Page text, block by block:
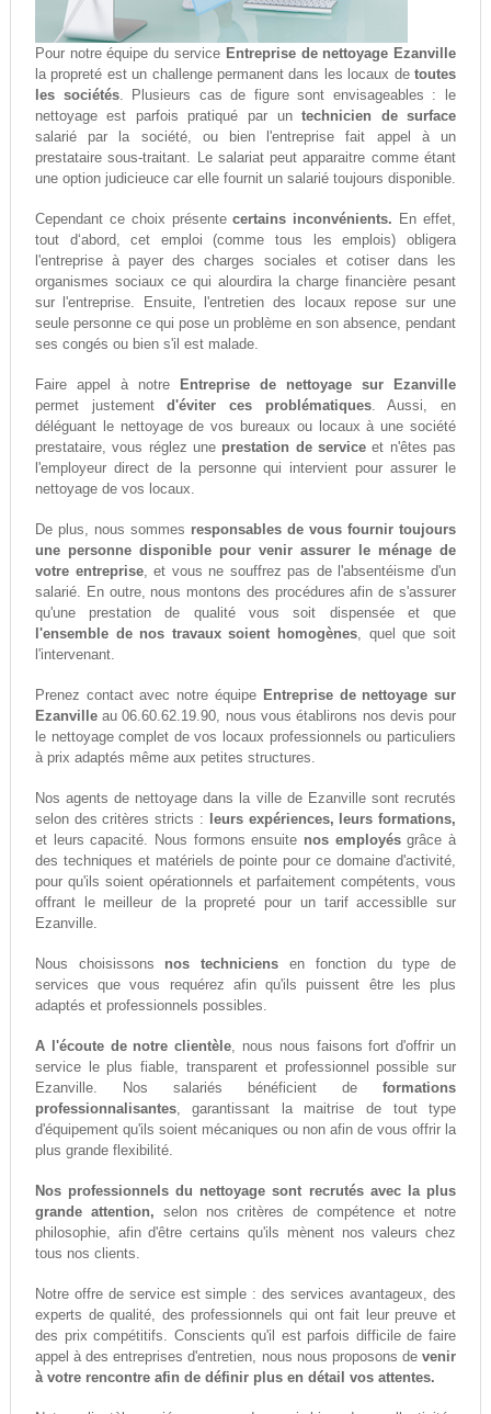
Pour notre équipe du service Entreprise de nettoyage Ezanville
la propreté est un challenge permanent dans les locaux detoutes
les sociétés. Plusieurs cas de figure sont envisageables : le
nettoyage est parfois pratiqué par untechnicien de surface
salarié par la société, ou bien l'entreprise fait appel à un
prestataire sous-traitant. Le salariat peut apparaitre comme étant
une option judicieuce car elle fournit un salarié toujours disponible.
Cependant ce choix présentecertains inconvénients. En effet,
tout d‘abord, cet emploi (comme tous les emplois) obligera
l'entreprise à payer des charges sociales et cotiser dans les
organismes sociaux ce qui alourdira la charge financière pesant
sur l'entreprise. Ensuite, l'entretien des locaux repose sur une
seule personne ce qui pose un problème en son absence, pendant
ses congés ou bien s'il est malade.
Faire appel à notre
Entreprise de nettoyage sur Ezanville
permet justementd'éviter ces problématiques. Aussi, en
déléguant le nettoyage de vos bureaux ou locaux à une société
prestataire, vous réglez une prestation de service et n'êtes pas
l'employeur direct de la personne qui intervient pour assurer le
nettoyage de vos locaux.
De plus, nous sommes responsables de vous fournir toujours
une personne disponible pour venir assurer le ménage de
votre entreprise, et vous ne souffrez pas de l'absentéisme d'un
salarié. En outre, nous montons des procédures afin de s'assurer
qu'une prestation de qualité vous soit dispensée et que
l'ensemble de nos travaux soient homogènes, quel que soit
l'intervenant.
Prenez contact avec notre équipe Entreprise de nettoyage sur
Ezanvilleau 06.60.62.19.90, nous vous établirons nos devis pour
le nettoyage complet de vos locaux professionnels ou particuliers
à prix adaptés même aux petites structures.
Nos agents de nettoyage dans la ville de Ezanville sont recrutés
selon des critères stricts :
leurs expériences, leurs formations,
et leurs capacité. Nous formons ensuite nos employésgrâce à
des techniques et matériels de pointe pour ce domaine d'activité,
pour qu'ils soient opérationnels et parfaitement compétents, vous
offrant le meilleur de la propreté pour un tarif accessiblle sur
Ezanville.
Nous choisissons nos techniciens en fonction du type de
services que vous requérez afin qu'ils puissent être les plus
adaptés et professionnels possibles.
A l'écoute de notre clientèle, nous nous faisons fort d'offrir un
service le plus fiable, transparent et professionnel possible sur
Ezanville. Nos salariés bénéficient deformations
professionnalisantes, garantissant la maitrise de tout type
d'équipement qu'ils soient mécaniques ou non afin de vous offrir la
plus grande flexibilité.
Nos professionnels du nettoyage sont recrutés avec la plus
grande attention, selon nos critères de compétence et notre
philosophie, afin d'être certains qu'ils mènent nos valeurs chez
tous nos clients.
Notre offre de service est simple : des services avantageux, des
experts de qualité, des professionnels qui ont fait leur preuve et
des prix compétitifs. Conscients qu'il est parfois difficile de faire
appel à des entreprises d'entretien, nous nous proposons devenir
à votre rencontre afin de définir plus en détail vos attentes.